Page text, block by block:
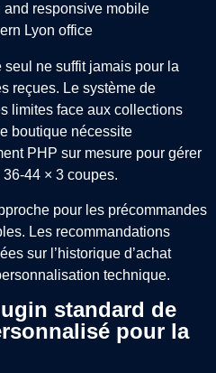
ne suffit jamais pour la
reçues. Le système de
limites face aux collections
boutique nécessite
PHP sur mesure pour gérer
44 × 3 coupes.
pour les précommandes
Les recommandations
sur l’historique d’achat
technique.
standard de
pour la